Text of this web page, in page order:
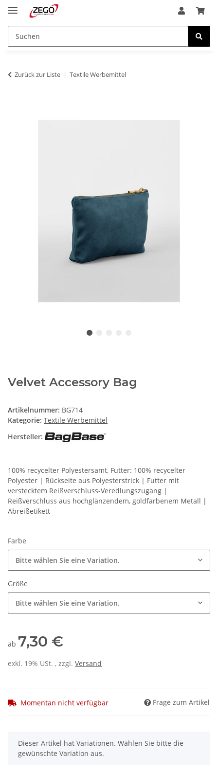
Zurück zur Liste Textile Werbemittel
Velvet Accessory Bag
Artikelnummer: BG714
Kategorie: Textile Werbemittel
Hersteller:
100% recycelter Polyestersamt, Futter: 100% recycelter
Polyester | Rückseite aus Polyesterstrick | Futter mit
verstecktem Reißverschluss-Veredlungszugang |
Reißverschluss aus hochglänzendem, goldfarbenem Metall |
Abreißetikett
Farbe
Bitte wählen Sie eine Variation.
Größe
Bitte wählen Sie eine Variation.
ab 7,30 €
exkl. 19% USt. , zzgl. Versand
Momentan nicht verfügbar Frage zum Artikel
x
Dieser Artikel hat Variationen. Wählen Sie bitte die
gewünschte Variation aus.